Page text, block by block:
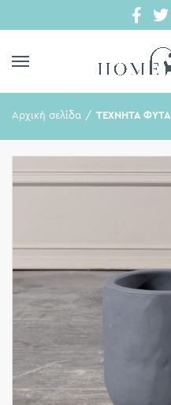
Αρχική σελίδα ΤΕΧΝΗΤΑ ΦΥΤΑ